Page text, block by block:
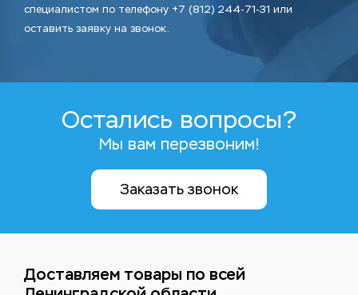
специалистом по телефону +7 (812) 244-71-31 или
оставить заявку на звонок.
Остались вопросы?
Мы вам перезвоним!
Заказать звонок
Доставляем товары по всей